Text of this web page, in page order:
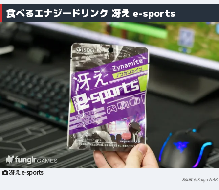
食べるエナジードリンク 冴え e-sports
冴え e-sports
Saiga NAK